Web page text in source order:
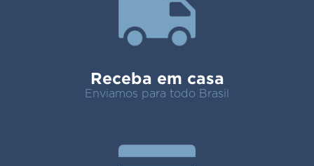
Receba em casa
Enviamos para todo Brasil